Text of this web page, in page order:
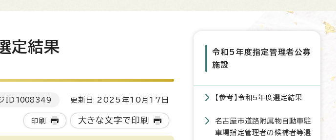
定結果
ID 1008349 更新日 2025年10月17日
印刷 大きな文字で印刷
令和5年度指定管理者公募
施設
【参考】令和5年度選定結果
名古屋市道路附属物自動車駐
車場指定管理者の候補者等選